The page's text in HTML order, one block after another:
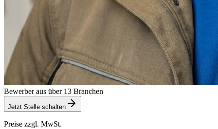
Bewerber aus über 13 Branchen
Jetzt Stelle schalten
Preise zzgl. MwSt.